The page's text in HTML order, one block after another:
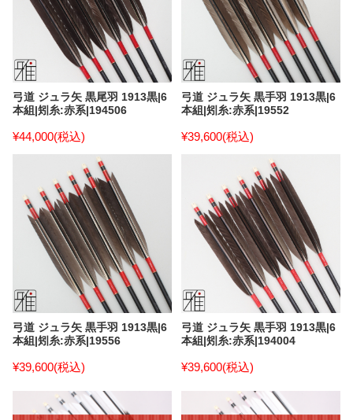
弓道 ジュラ矢 黒尾羽 1913黒|6
本組|矧糸:赤系|194506
¥44,000(税込)
弓道 ジュラ矢 黒手羽 1913黒|6
本組|矧糸:赤系|19552
¥39,600(税込)
弓道 ジュラ矢 黒手羽 1913黒|6
本組|矧糸:赤系|19556
¥39,600(税込)
弓道 ジュラ矢 黒手羽 1913黒|6
本組|矧糸:赤系|194004
¥39,600(税込)